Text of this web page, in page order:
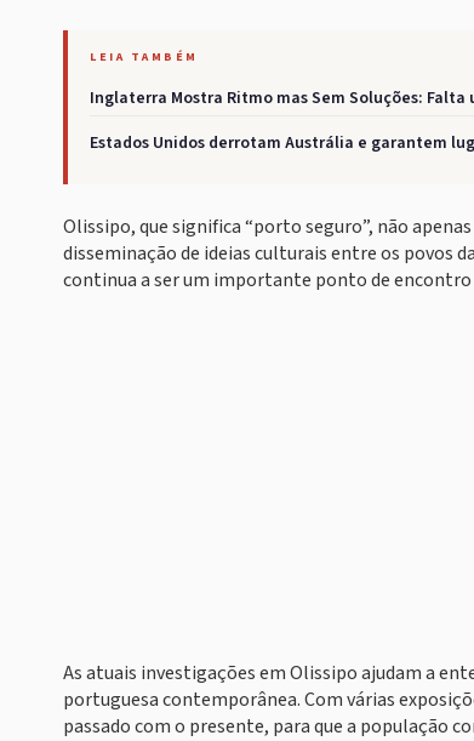
LEIA TAMBÉM
Inglaterra Mostra Ritmo mas Sem Soluções: Falta
Estados Unidos derrotam Austrália e garantem
Olissipo, que significa “porto seguro”, não
disseminação de ideias culturais entre os povos
continua a ser um importante ponto de
As atuais investigações em Olissipo ajudam a
portuguesa contemporânea. Com várias
passado com o presente, para que a população